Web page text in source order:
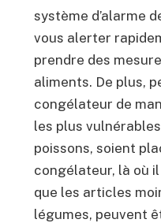
système d’alarme
vous alerter
prendre des
aliments. De plus,
congélateur de
les plus
poissons, soient
congélateur, là où
que les articles
légumes, peuvent